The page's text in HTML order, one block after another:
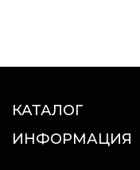
КАТАЛОГ
ИНФОРМАЦИЯ